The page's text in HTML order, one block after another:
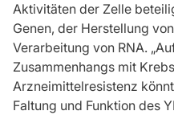
Aktivitäten der Zelle
Genen, der Herstellung
Verarbeitung von RNA.
Zusammenhangs mit
Arzneimittelresistenz
Faltung und Funktion des